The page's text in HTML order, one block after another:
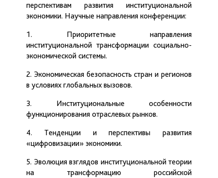
перспективам развития институциональной
экономики. Научные направления конференции:
1. Приоритетные направления
институциональной трансформации социально-
экономической системы.
2. Экономическая безопасность стран и регионов
в условиях глобальных вызовов.
3. Институциональные особенности
функционирования отраслевых рынков.
4. Тенденции и перспективы развития
«цифровизации» экономики.
5. Эволюция взглядов институциональной теории
на трансформацию российской